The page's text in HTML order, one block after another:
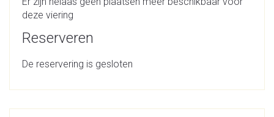
deze viering
Reserveren
De reservering is gesloten